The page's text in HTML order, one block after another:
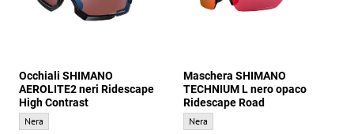
Occhiali SHIMANO
AEROLITE2 neri Ridescape
High Contrast
Occhiali SHIMANO AEROLITE2 neri Ridescape High Contrast - Colore di base:
Nera
Maschera SHIMANO
TECHNIUM L nero opaco
Ridescape Road
Maschera SHIMANO TECHNIUM L nero
Nera